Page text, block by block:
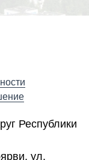
Республики
ул.